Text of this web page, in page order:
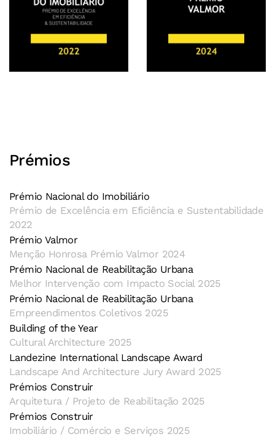
Prémios
Prémio Nacional do Imobiliário
Prémio de Excelência em Eficiência e Sustentabilidade
2022
Prémio Valmor
Menção Honrosa Prémio Valmor 2024
Prémio Nacional de Reabilitação Urbana
Melhor Intervenção com Impacto Social 2025
Prémio Nacional de Reabilitação Urbana
Empreendimentos Coletivos 2025
Building of the Year
Cultural Architecture 2025
Landezine International Landscape Award
Landscape And Architecture Jury Award 2025
Prémios Construir
Arquitetura / Projeto de Reabilitação 2025
Prémios Construir
Imobiliário / Comércio e Serviços 2025